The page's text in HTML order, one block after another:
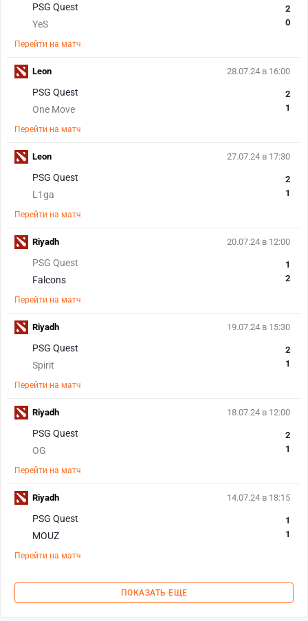
PSG Quest
YeS
2
0
Перейти на матч
28.07.24 в 16:00
PSG Quest
One Move
2
1
Перейти на матч
Leon
27.07.24 в 17:30
PSG Quest
L1ga
2
1
Перейти на матч
Leon
20.07.24 в 12:00
PSG Quest
Falcons
1
2
Перейти на матч
Riyadh
19.07.24 в 15:30
PSG Quest
Spirit
2
1
Перейти на матч
Riyadh
18.07.24 в 12:00
PSG Quest
OG
2
1
Перейти на матч
Riyadh
14.07.24 в 18:15
PSG Quest
MOUZ
1
1
Перейти на матч
Riyadh
ПОКАЗАТЬ ЕЩЕ